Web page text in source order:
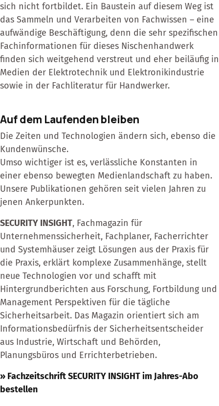
sich nicht fortbildet. Ein Baustein auf diesem Weg ist
das Sammeln und Verarbeiten von Fachwissen – eine
aufwändige Beschäftigung, denn die sehr spezifischen
Fachinformationen für dieses Nischenhandwerk
finden sich weitgehend verstreut und eher beiläufig in
Medien der Elektrotechnik und Elektronikindustrie
sowie in der Fachliteratur für Handwerker.
Auf dem Laufenden bleiben
Die Zeiten und Technologien ändern sich, ebenso die
Kundenwünsche.
Umso wichtiger ist es, verlässliche Konstanten in
einer ebenso bewegten Medienlandschaft zu haben.
Unsere Publikationen gehören seit vielen Jahren zu
jenen Ankerpunkten.
SECURITY INSIGHT, Fachmagazin für
Unternehmenssicherheit, Fachplaner, Facherrichter
und Systemhäuser zeigt Lösungen aus der Praxis für
die Praxis, erklärt komplexe Zusammenhänge, stellt
neue Technologien vor und schafft mit
Hintergrundberichten aus Forschung, Fortbildung und
Management Perspektiven für die tägliche
Sicherheitsarbeit. Das Magazin orientiert sich am
Informationsbedürfnis der Sicherheitsentscheider
aus Industrie, Wirtschaft und Behörden,
Planungsbüros und Errichterbetrieben.
» Fachzeitschrift SECURITY INSIGHT im Jahres-Abo
bestellen